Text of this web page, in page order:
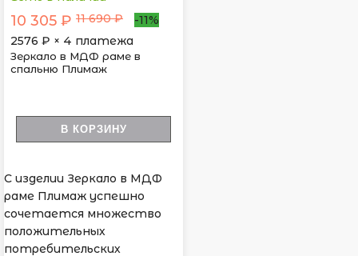
10 305 ₽ 11 690 ₽
-11%
2576 ₽ × 4 платежа
Зеркало в МДФ раме в
спальню Плимаж
В КОРЗИНУ
С изделии Зеркало в МДФ
раме Плимаж успешно
сочетается множество
положительных
потребительских